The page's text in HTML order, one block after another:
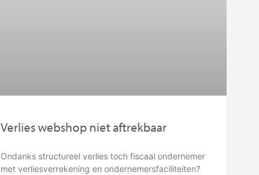
Verlies webshop niet aftrekbaar
Ondanks structureel verlies toch fiscaal ondernemer
met verliesverrekening en ondernemersfaciliteiten?